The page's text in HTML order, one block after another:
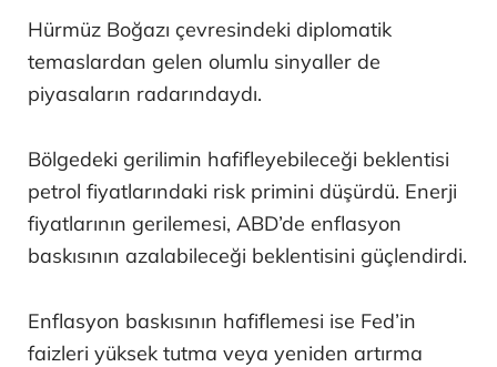
Hürmüz Boğazı çevresindeki diplomatik
temaslardan gelen olumlu sinyaller de
piyasaların radarındaydı.
Bölgedeki gerilimin hafifleyebileceği beklentisi
petrol fiyatlarındaki risk primini düşürdü. Enerji
fiyatlarının gerilemesi, ABD’de enflasyon
baskısının azalabileceği beklentisini güçlendirdi.
Enflasyon baskısının hafiflemesi ise Fed’in
faizleri yüksek tutma veya yeniden artırma